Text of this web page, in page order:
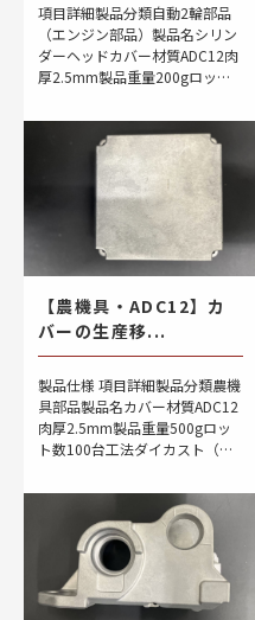
項目詳細製品分類自動2輪部品
（エンジン部品）製品名シリン
ダーヘッドカバー材質ADC12肉
厚2.5mm製品重量200gロット
（同形2個どり） 製品概要 自
動2輪車のエンジン上部に取り
付けられ […]
【農機具・ADC12】カ
バーの生産移...
製品仕様 項目詳細製品分類農機
具部品製品名カバー材質ADC12
肉厚2.5mm製品重量500gロッ
ト数100台工法ダイカスト（生
製品概要 本製品は、農機具に使
用されるADC12（アルミ合金）